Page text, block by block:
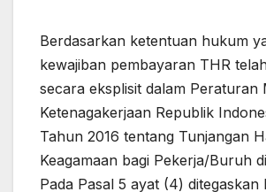
Berdasarkan ketentuan hukum
kewajiban pembayaran THR
secara eksplisit dalam Peraturan
Ketenagakerjaan Republik
Tahun 2016 tentang Tunjangan
Keagamaan bagi Pekerja/Buruh
Pada Pasal 5 ayat (4) ditegaskan